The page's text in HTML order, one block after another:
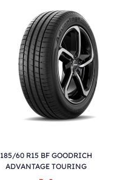
185/60 R15 BF GOODRICH
ADVANTAGE TOURING